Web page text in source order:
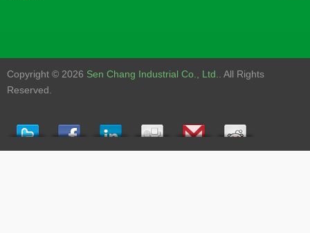
Copyright © 2026 Sen Chang Industrial Co., Ltd.
. All Rights
Reserved.